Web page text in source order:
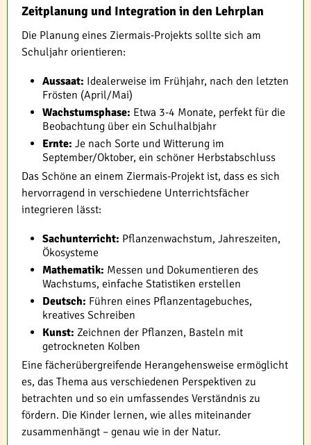
Zeitplanung und Integration in den Lehrplan
Die Planung eines Ziermais-Projekts sollte sich am
Schuljahr orientieren:
Aussaat: Idealerweise im Frühjahr, nach den letzten
Frösten (April/Mai)
Wachstumsphase: Etwa 3-4 Monate, perfekt für die
Beobachtung über ein Schulhalbjahr
Ernte: Je nach Sorte und Witterung im
September/Oktober, ein schöner Herbstabschluss
Das Schöne an einem Ziermais-Projekt ist, dass es sich
hervorragend in verschiedene Unterrichtsfächer
integrieren lässt:
Sachunterricht: Pflanzenwachstum, Jahreszeiten,
Ökosysteme
Mathematik: Messen und Dokumentieren des
Wachstums, einfache Statistiken erstellen
Deutsch: Führen eines Pflanzentagebuches,
kreatives Schreiben
Kunst: Zeichnen der Pflanzen, Basteln mit
getrockneten Kolben
Eine fächerübergreifende Herangehensweise ermöglicht
es, das Thema aus verschiedenen Perspektiven zu
betrachten und so ein umfassendes Verständnis zu
fördern. Die Kinder lernen, wie alles miteinander
zusammenhängt – genau wie in der Natur.